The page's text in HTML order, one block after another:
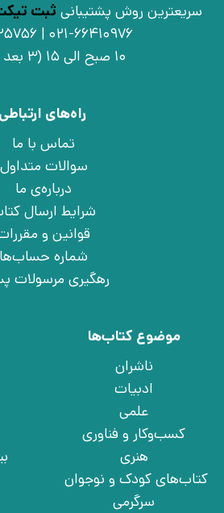
سریعترین روش پشتیبانی ثبت
021-66410976 | 09030925756
10 صبح الی 15 (3 بعد از ظهر)
راه‌های ارتباطی
تماس با ما
سوالات متداول
درباره‌ی ما
شرایط ارسال
قوانین و
شماره حساب‌ها
رهگیری مرسولات
موضوع کتاب‌ها
ناشران
ادبیات
علمی
کسب‌وکار و فناوری
هنری
کتاب‌های کودک و نوجوان
سرگرمی